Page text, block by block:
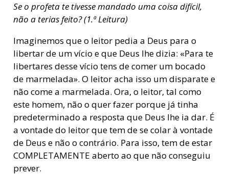
Se o profeta te tivesse mandado uma coisa difícil,
não a terias feito? (1.ª Leitura)
Imaginemos que o leitor pedia a Deus para o
libertar de um vício e que Deus lhe dizia: «Para te
libertares desse vício tens de comer um bocado
de marmelada». O leitor acha isso um disparate e
não come a marmelada. Ora, o leitor, tal como
este homem, não o quer fazer porque já tinha
predeterminado a resposta que Deus lhe ia dar. É
a vontade do leitor que tem de se colar à vontade
de Deus e não o contrário. Para isso, tem de estar
COMPLETAMENTE aberto ao que não conseguiu
prever.